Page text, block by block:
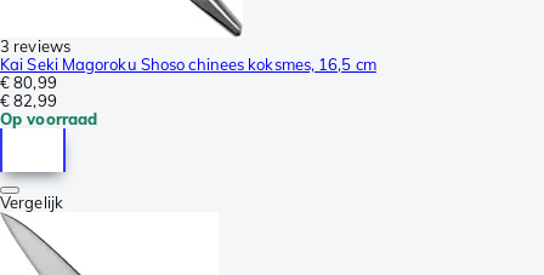
3 reviews
Kai Seki Magoroku Shoso chinees koksmes, 16,5 cm
€ 80,99
€ 82,99
Op voorraad
Vergelijk